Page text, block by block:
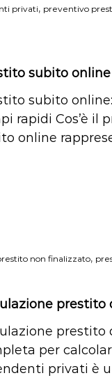
privati, preventivo
subito online
subito
rapidi Cos’è il
online
non finalizzato,
prestito
per
privati è